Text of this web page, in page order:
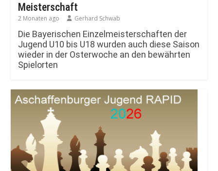
Meisterschaft
2 Monaten ago Gerhard Schwab
Die Bayerischen Einzelmeisterschaften der
Jugend U10 bis U18 wurden auch diese Saison
wieder in der Osterwoche an den bewährten
Spielorten